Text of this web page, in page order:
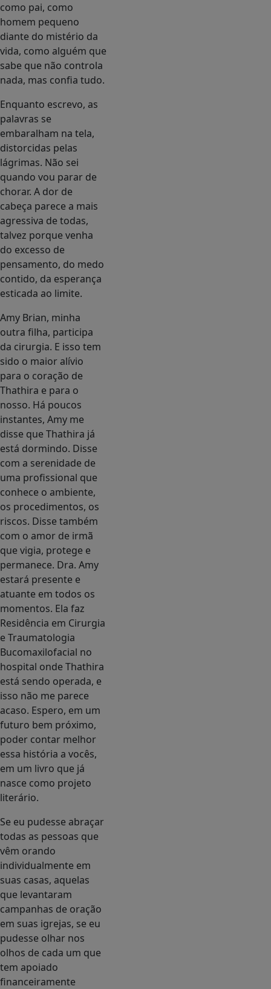
como pai, como
homem pequeno
diante do mistério da
vida, como alguém que
sabe que não controla
nada, mas confia tudo.
Enquanto escrevo, as
palavras se
embaralham na tela,
distorcidas pelas
lágrimas. Não sei
quando vou parar de
chorar. A dor de
cabeça parece a mais
agressiva de todas,
talvez porque venha
do excesso de
pensamento, do medo
contido, da esperança
esticada ao limite.
Amy Brian, minha
outra filha, participa
da cirurgia. E isso tem
sido o maior alívio
para o coração de
Thathira e para o
nosso. Há poucos
instantes, Amy me
disse que Thathira já
está dormindo. Disse
com a serenidade de
uma profissional que
conhece o ambiente,
os procedimentos, os
riscos. Disse também
com o amor de irmã
que vigia, protege e
permanece. Dra. Amy
estará presente e
atuante em todos os
momentos. Ela faz
Residência em Cirurgia
e Traumatologia
Bucomaxilofacial no
hospital onde Thathira
está sendo operada, e
isso não me parece
acaso. Espero, em um
futuro bem próximo,
poder contar melhor
essa história a vocês,
em um livro que já
nasce como projeto
literário.
Se eu pudesse abraçar
todas as pessoas que
vêm orando
individualmente em
suas casas, aquelas
que levantaram
campanhas de oração
em suas igrejas, se eu
pudesse olhar nos
olhos de cada um que
tem apoiado
financeiramente